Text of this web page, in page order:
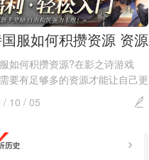
服如何积攒资源 资源
介绍
如何积攒资源?在影之诗游戏
要有足够多的资源才能让自己更
且立于不败之地，这些主要是通
的金币或者兑换券来获得。今天
是...
/ 10 / 05